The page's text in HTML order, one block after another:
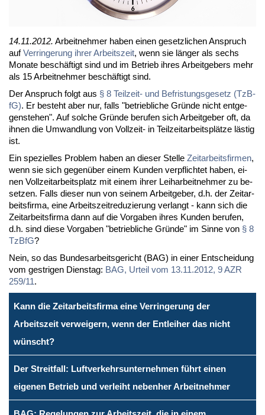
14.11.2012. Ar­beit­neh­mer ha­ben ei­nen ge­setz­li­chen An­spruch
aufVer­rin­ge­rung ih­rer Ar­beits­zeit, wenn sie län­ger als sechs
Mo­na­te be­schäf­tigt sind und im Be­trieb ih­res Ar­beit­ge­bers mehr
als 15 Ar­beit­neh­mer be­schäf­tigt sind.
Der An­spruch folgt aus § 8 Teil­zeit- und Be­fris­tungs­ge­setz (Tz­B­
fG). Er be­steht aber nur, falls "be­trieb­li­che Grün­de nicht ent­ge­
gen­ste­hen". Auf sol­che Grün­de be­ru­fen sich Ar­beit­ge­ber oft, da
ih­nen die Um­wand­lung von Voll­zeit- in Teil­zeit­ar­beits­plät­ze läs­tig
ist.
Ein spe­zi­el­les Pro­blem ha­ben an die­ser Stel­le Zeit­ar­beits­fir­men,
wenn sie sich ge­gen­über ei­nem Kun­den ver­pflich­tet ha­ben, ei­
nen Voll­zeit­ar­beits­platz mit ei­nem ih­rer Leih­ar­beit­neh­mer zu be­
set­zen. Falls die­ser nun von sei­nem Ar­beit­ge­ber, d.h. der Zeit­ar­
beits­fir­ma, ei­ne Ar­beits­zeit­re­du­zie­rung ver­langt - kann sich die
Zeit­ar­beits­fir­ma dann auf die Vor­ga­ben ih­res Kun­den be­ru­fen,
d.h. sind die­se Vor­ga­ben "be­trieb­li­che Grün­de" im Sin­ne von § 8
Tz­B­fG?
Nein, so das Bun­des­ar­beits­ge­richt (BAG) in ei­ner Ent­schei­dung
vom gest­ri­gen Diens­tag: BAG, Ur­teil vom 13.11.2012, 9 AZR
259/11.
Kann die Zeitarbeitsfirma eine Verringerung der
Arbeitszeit verweigern, wenn der Entleiher das nicht
wünscht?
Der Streitfall: Luftverkehrsunternehmen führt einen
eigenen Betrieb und verleiht nebenher Arbeitnehmer